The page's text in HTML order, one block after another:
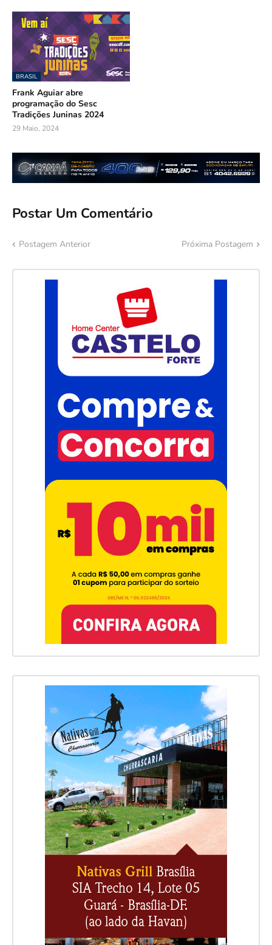
BRASIL
Frank Aguiar abre
programação do Sesc
Tradições Juninas 2024
29 Maio, 2024
Postar Um Comentário
Postagem Anterior Próxima Postagem